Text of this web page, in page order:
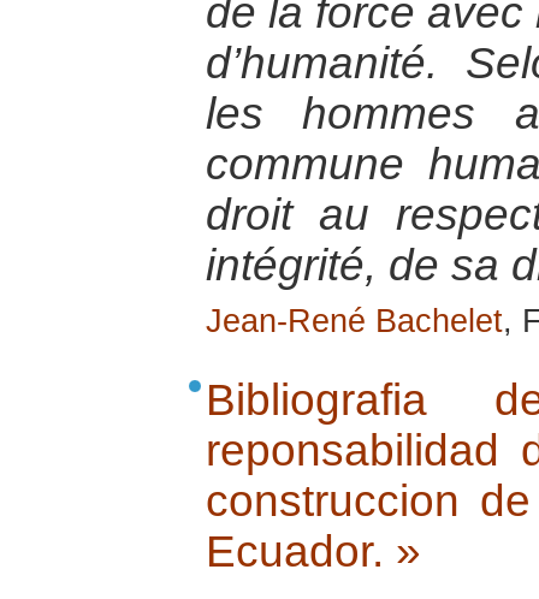
de la force avec
d’humanité.
les hommes
commune
droit au
intégrité, de sa
Jean-René Bachelet,
Bibliografia
reponsabilidad
construccion
Ecuador. »